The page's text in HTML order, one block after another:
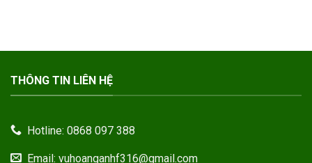
THÔNG TIN LIÊN HỆ
Hotline: 0868 097 388
Email: vuhoanganhf316@gmail.com